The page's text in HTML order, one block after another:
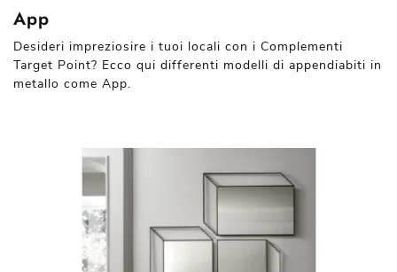
App
Desideri impreziosire i tuoi locali con i Complementi
Target Point? Ecco qui differenti modelli di appendiabiti in
metallo come App.